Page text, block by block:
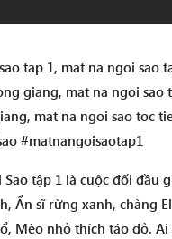
tap 1, mat na ngoi sao
giang, mat na ngoi sao
mat na ngoi sao toc
#matnangoisaotap1
tập 1 là cuộc đối đầu
Ẩn sĩ rừng xanh, chàng
Mèo nhỏ thích táo đỏ. Ai